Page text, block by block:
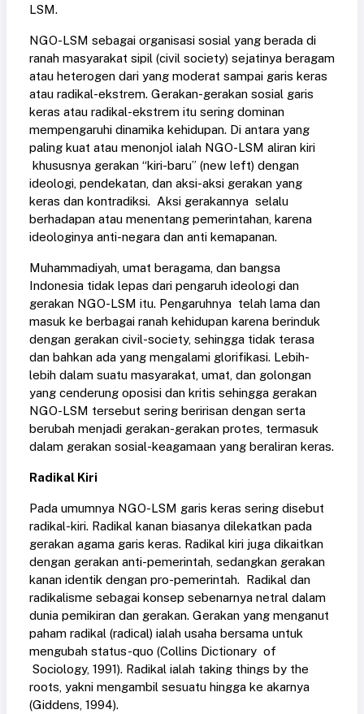
LSM.
NGO-LSM sebagai organisasi sosial yang berada di
ranah masyarakat sipil (civil society) sejatinya beragam
atau heterogen dari yang moderat sampai garis keras
atau radikal-ekstrem. Gerakan-gerakan sosial garis
keras atau radikal-ekstrem itu sering dominan
mempengaruhi dinamika kehidupan. Di antara yang
paling kuat atau menonjol ialah NGO-LSM aliran kiri
khususnya gerakan “kiri-baru” (new left) dengan
ideologi, pendekatan, dan aksi-aksi gerakan yang
keras dan kontradiksi. Aksi gerakannya selalu
berhadapan atau menentang pemerintahan, karena
ideologinya anti-negara dan anti kemapanan.
Muhammadiyah, umat beragama, dan bangsa
Indonesia tidak lepas dari pengaruh ideologi dan
gerakan NGO-LSM itu. Pengaruhnya telah lama dan
masuk ke berbagai ranah kehidupan karena berinduk
dengan gerakan civil-society, sehingga tidak terasa
dan bahkan ada yang mengalami glorifikasi. Lebih-
lebih dalam suatu masyarakat, umat, dan golongan
yang cenderung oposisi dan kritis sehingga gerakan
NGO-LSM tersebut sering beririsan dengan serta
berubah menjadi gerakan-gerakan protes, termasuk
dalam gerakan sosial-keagamaan yang beraliran keras.
Radikal Kiri
Pada umumnya NGO-LSM garis keras sering disebut
radikal-kiri. Radikal kanan biasanya dilekatkan pada
gerakan agama garis keras. Radikal kiri juga dikaitkan
dengan gerakan anti-pemerintah, sedangkan gerakan
kanan identik dengan pro-pemerintah. Radikal dan
radikalisme sebagai konsep sebenarnya netral dalam
dunia pemikiran dan gerakan. Gerakan yang menganut
paham radikal (radical) ialah usaha bersama untuk
mengubah status-quo (Collins Dictionary of
Sociology, 1991). Radikal ialah taking things by the
roots, yakni mengambil sesuatu hingga ke akarnya
(Giddens, 1994).